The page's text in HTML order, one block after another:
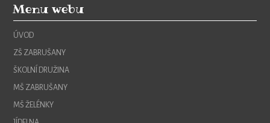
Menu webu
ÚVOD
ZŠ ZABRUŠANY
ŠKOLNÍ DRUŽINA
MŠ ZABRUŠANY
MŠ ŽELÉNKY